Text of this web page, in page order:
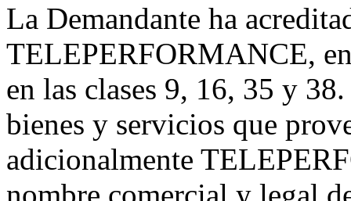
La Demandante ha
TELEPERFORMANCE,
en las clases 9, 16, 35 y
bienes y servicios que
adicionalmente
nombre comercial y legal